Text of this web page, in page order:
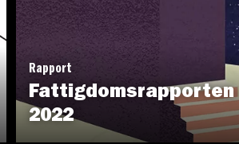
Rapport
Fattigdomsrapporten
2022